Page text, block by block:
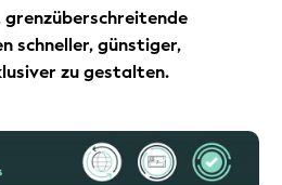
grenzüberschreitende
schneller, günstiger,
zu gestalten.